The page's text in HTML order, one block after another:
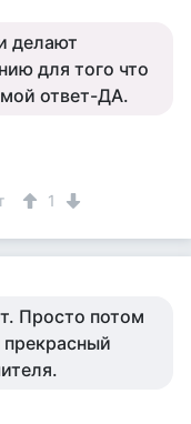
делают
для того что
ответ-ДА.
1
Просто потом